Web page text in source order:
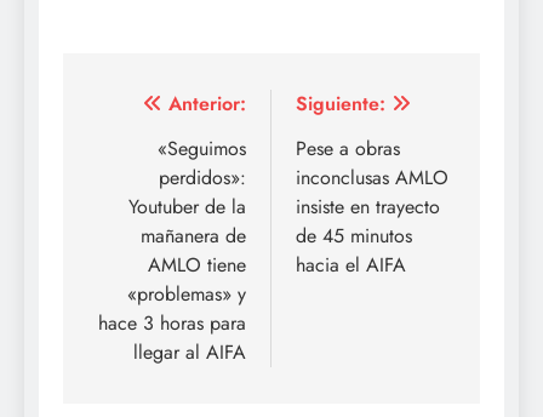
Navegación
entradas
Anterior:
«Seguimos
perdidos»:
Youtuber de la
mañanera de
AMLO tiene
«problemas» y
hace 3 horas para
llegar al AIFA
Siguiente:
Pese a obras
inconclusas AMLO
insiste en trayecto
de 45 minutos
hacia el AIFA